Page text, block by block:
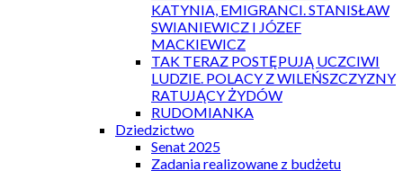
KATYNIA, EMIGRANCI. STANISŁAW
SWIANIEWICZ I JÓZEF
MACKIEWICZ
TAK TERAZ POSTĘPUJĄ UCZCIWI
LUDZIE. POLACY Z WILEŃSZCZYZNY
RATUJĄCY ŻYDÓW
RUDOMIANKA
Dziedzictwo
Senat 2025
Zadania realizowane z budżetu